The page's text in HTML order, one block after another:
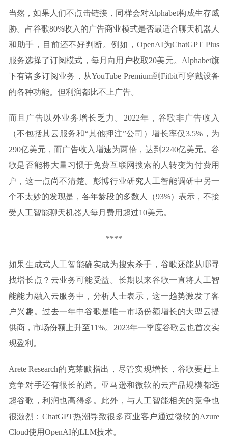
当然，如果人们不点击链接，同样会对Alphabet构成生存威
胁。占谷歌80%收入的广告商业模式是否最适合聊天机器人
和助手，目前还不好判断。例如，OpenAI为ChatGPT Plus
服务选择了订阅模式，每月向用户收取20美元。Alphabet旗
下有诸多订阅业务，从YouTube Premium到Fitbit可穿戴设备
的各种功能。但利润都比不上广告。
而且广告以外业务增长乏力。2022年，谷歌非广告收入
（不包括其云服务和“其他押注”公司）增长率仅3.5%，为
290亿美元，而广告收入增速为两倍，达到2240亿美元。谷
歌是否能将大量习惯于免费互联网搜索的人转变为付费用
户，这一点尚不清楚。彭博行业研究人工智能调研中另一
个不太妙的发现是，各年龄段的多数人（93%）表示，不接
受人工智能聊天机器人每月费用超过10美元。
****
如果生成式人工智能确实成为搜索杀手，谷歌还能从哪寻
找增长点？云业务可能受益。长期以来谷歌一直将人工智
能能力融入云服务中，分析人士表示，这一趋势激发了客
户兴趣。过去一年中谷歌是唯一市场份额增长的大型云提
供商，市场份额上升至11%。2023年一季度谷歌云也首次实
现盈利。
Arete Research的克莱默指出，尽管实现增长，谷歌要赶上
竞争对手还有很长的路。亚马逊和微软的云产品规模都远
超谷歌，利润也高得多。此外，与人工智能相关的竞争也
很激烈：ChatGPT热潮导致很多商业客户通过微软的Azure
Cloud使用OpenAI的LLM技术。